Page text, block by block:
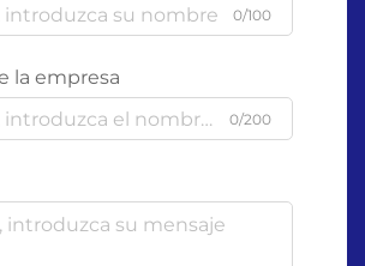
0/100
la empresa
0/200